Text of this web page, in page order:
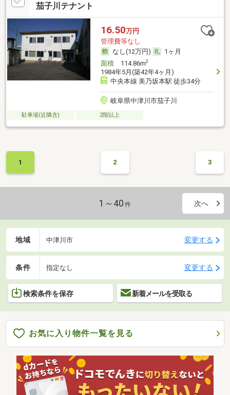
茄子川テナント
16.50万円
管理費等なし
なし(12万円)
1ヶ月
面積114.86m2
1984年5月(築42年4ヶ月)
中央本線 美乃坂本駅 徒歩34分
岐阜県中津川市茄子川
駐車場(近隣含) 2階以上
1 2 3
1～40 件 次へ
地域 中津川市 変更する
条件 指定なし 変更する
検索条件を保存 新着メールを受取る
お気に入り物件一覧を見る